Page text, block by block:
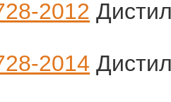
2012
2014